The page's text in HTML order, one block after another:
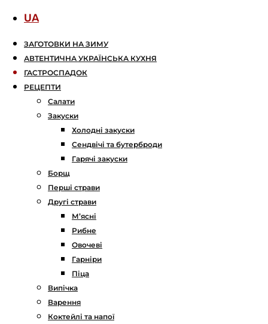
UA
ЗАГОТОВКИ НА ЗИМУ
АВТЕНТИЧНА УКРАЇНСЬКА КУХНЯ
ГАСТРОСПАДОК
РЕЦЕПТИ
Салати
Закуски
Холодні закуски
Сендвічі та бутерброди
Гарячі закуски
Борщ
Перші страви
Другі страви
М’ясні
Рибне
Овочеві
Гарніри
Піца
Випічка
Варення
Коктейлі та напої